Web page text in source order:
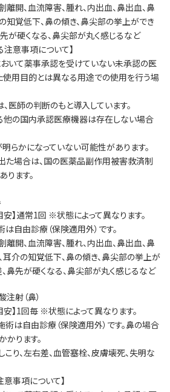
離開、血流障害、腫れ、内出血、鼻出血、鼻
知覚低下、鼻の傾き、鼻尖部の挙上ができ
が硬くなる、鼻尖部が丸く感じるなど
意事項について】
おいて薬事承認を受けていない未承認の医
使用目的とは異なる用途での使用を行う場
医師の判断のもと導入しています。
他の国内承認医療機器は存在しない場合
らかになっていない可能性があります。
た場合は、国の医薬品副作用被害救済制
ます。
】通常1回 ※状態によって異なります。
自由診療（保険適用外）です。
離開、血流障害、腫れ、内出血、鼻出血、鼻
耳介の知覚低下、鼻の傾き、鼻尖部の挙上が
鼻先が硬くなる、鼻尖部が丸く感じるなど
射（鼻）
】1回毎 ※状態によって異なります。
は自由診療（保険適用外）です。鼻の場合
ります。
こり、左右差、血管塞栓、皮膚壊死、失明な
事項について】